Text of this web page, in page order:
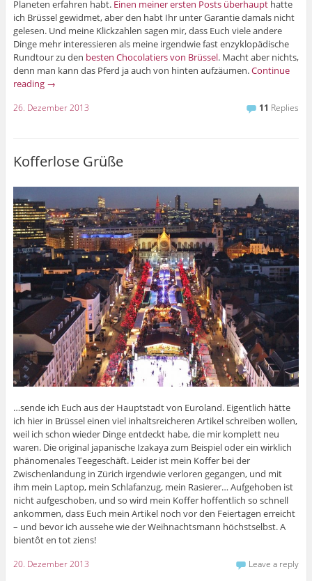
Planeten erfahren habt. Einen meiner ersten Posts überhaupthatte
ich Brüssel gewidmet, aber den habt Ihr unter Garantie damals nicht
gelesen. Und meine Klickzahlen sagen mir, dass Euch viele andere
Dinge mehr interessieren als meine irgendwie fast enzyklopädische
Rundtour zu den besten Chocolatiers von Brüssel. Macht aber nichts,
denn man kann das Pferd ja auch von hinten aufzäumen.Continue
reading →
26. Dezember 2013 11 Replies
Kofferlose Grüße
…sende ich Euch aus der Hauptstadt von Euroland. Eigentlich hätte
ich hier in Brüssel einen viel inhaltsreicheren Artikel schreiben wollen,
weil ich schon wieder Dinge entdeckt habe, die mir komplett neu
waren. Die original japanische Izakaya zum Beispiel oder ein wirklich
phänomenales Teegeschäft. Leider ist mein Koffer bei der
Zwischenlandung in Zürich irgendwie verloren gegangen, und mit
ihm mein Laptop, mein Schlafanzug, mein Rasierer… Aufgehoben ist
nicht aufgeschoben, und so wird mein Koffer hoffentlich so schnell
ankommen, dass Euch mein Artikel noch vor den Feiertagen erreicht
– und bevor ich aussehe wie der Weihnachtsmann höchstselbst. A
bientôt en tot ziens!
20. Dezember 2013 Leave a reply